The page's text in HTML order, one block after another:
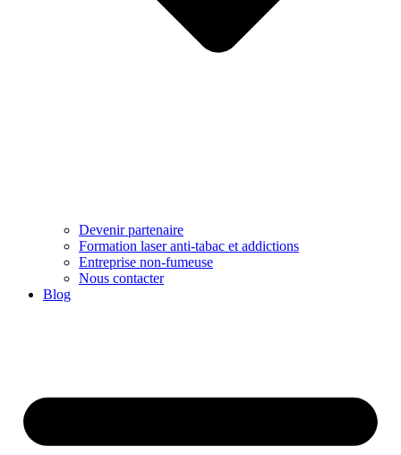
Devenir partenaire
Formation laser anti-tabac et addictions
Entreprise non-fumeuse
Nous contacter
Blog